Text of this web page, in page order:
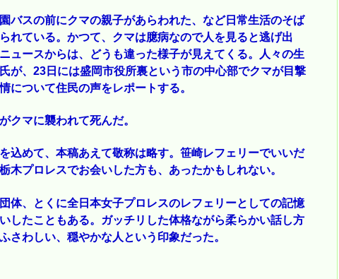
バスの前にクマの親子があらわれた、など日常生活のそば
れている。かつて、クマは臆病なので人を見ると逃げ出
ュースからは、どうも違った様子が見えてくる。人々の生
が、23日には盛岡市役所裏という市の中心部でクマが目撃
について住民の声をレポートする。
マに襲われて死んだ。
込めて、本稿あえて敬称は略す。笹崎レフェリーでいいだ
木プロレスでお会いした方も、あったかもしれない。
体、とくに全日本女子プロレスのレフェリーとしての記憶
したこともある。ガッチリした体格ながら柔らかい話し方
さわしい、穏やかな人という印象だった。